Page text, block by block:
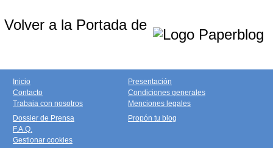
Volver a la Portada de
Inicio
Contacto
Trabaja con nosotros
Presentación
Condiciones generales
Menciones legales
Dossier de Prensa
F.A.Q.
Gestionar cookies
Propón tu blog